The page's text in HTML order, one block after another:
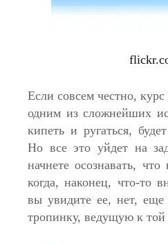
Если совсем честно, курс
одним из сложнейших
кипеть и ругаться,
Но все это уйдет на
начнете осознавать,
когда, наконец, что-то
вы увидите ее, нет,
тропинку, ведущую к той